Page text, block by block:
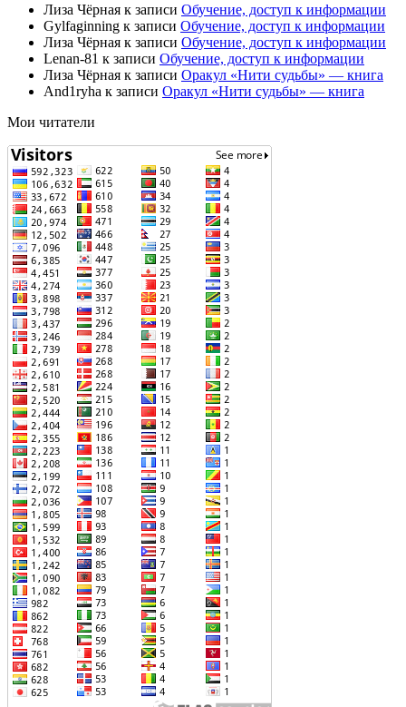
Лиза Чёрная к записи Обучение, доступ к информации
Gylfaginning к записи Обучение, доступ к информации
Лиза Чёрная к записи Обучение, доступ к информации
Lenan-81 к записи Обучение, доступ к информации
Лиза Чёрная к записи Оракул «Нити судьбы» — книга
And1ryha к записи Оракул «Нити судьбы» — книга
Мои читатели